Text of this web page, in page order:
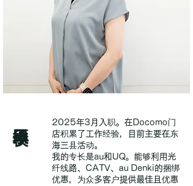
2025年3月入职。在Docomo门
店积累了工作经验，目前主要在东
海三县活动。
我的专长是au和UQ。能够利用光
纤线路、CATV、au Denki的捆绑
优惠，为众多客户提供最佳且优惠